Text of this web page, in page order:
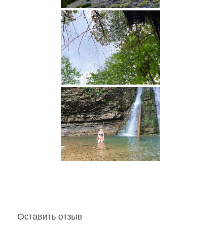
Оставить отзыв